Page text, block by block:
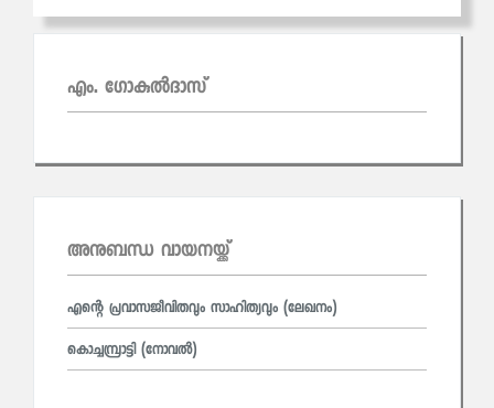
എം. ഗോകുല്‍ദാസ്
അനുബന്ധ വായനയ്ക്ക്
എന്റെ പ്രവാസജീവിതവും സാഹിത്യവും (ലേഖനം)
കൊച്ചമ്പ്രാട്ടി (നോവല്‍)